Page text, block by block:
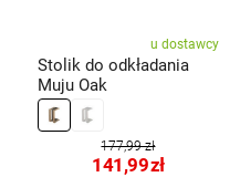
u dostawcy
Stolik do odkładania
Muju Oak
177,99 zł
141,99zł